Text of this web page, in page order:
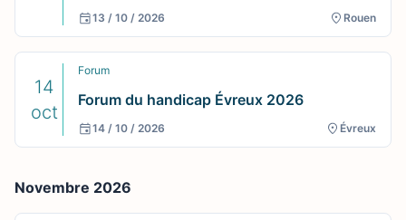
13 / 10 / 2026 Rouen
14
oct
Forum
Forum du handicap Évreux 2026
14 / 10 / 2026 Évreux
Novembre 2026